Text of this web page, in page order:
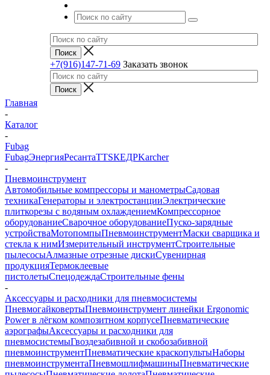
+7(916)147-71-69 Заказать звонок
Главная
-
Каталог
-
Fubag
FubagЭнергияРесантаTTSКЕДРKarcher
-
Пневмоинструмент
Автомобильные компрессоры и манометрыСадовая
техникаГенераторы и электростанцииЭлектрические
плиткорезы с водяным охлаждениемКомпрессорное
оборудованиеСварочное оборудованиеПуско-зарядные
устройстваМотопомпыПневмоинструментМаски сварщика и
стекла к нимИзмерительный инструментСтроительные
пылесосыАлмазные отрезные дискиСувенирная
продукцияТермоклеевые
пистолетыСпецодеждаСтроительные фены
-
Аксессуары и расходники для пневмосистемы
ПневмогайковертыПневмоинструмент линейки Ergonomic
Power в лёгком композитном корпусеПневматические
аэрографыАксессуары и расходники для
пневмосистемыГвоздезабивной и скобозабивной
пневмоинструментПневматические краскопультыНаборы
пневмоинструментаПневмошлифмашиныПневматические